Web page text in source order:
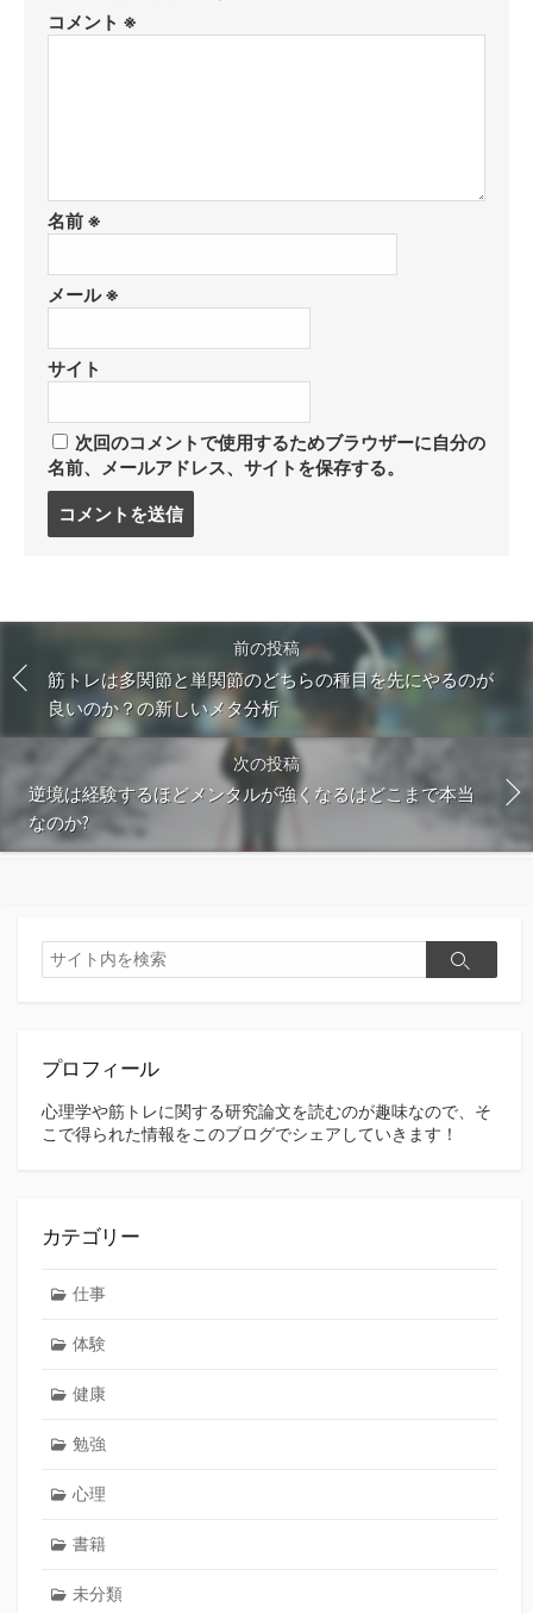
コメント ※
名前 ※
メール※
サイト
次回のコメントで使用するためブラウザーに自分の
名前、メールアドレス、サイトを保存する。
る
前の投稿
筋トレは多関節と単関節のどちらの種目を先にやるのが
良いのか？の新しいメタ分析
次の投稿
逆境は経験するほどメンタルが強くなるはどこまで本当
なのか?
検
索
検
プロフィール
心理学や筋トレに関する研究論文を読むのが趣味なので、そ
こで得られた情報をこのブログでシェアしていきます！
カテゴリー
仕事
体験
健康
勉強
心理
書籍
未分類